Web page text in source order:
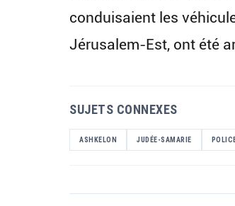
conduisaient les
Jérusalem-Est, ont été
SUJETS CONNEXES
ASHKELON JUDÉE-SAMARIE